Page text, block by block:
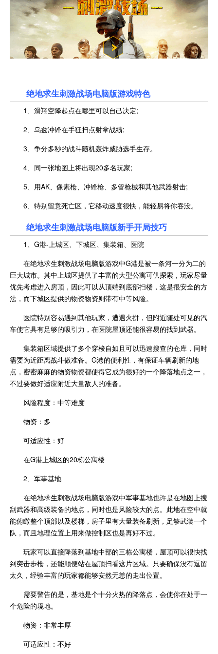
绝地求生刺激战场电脑版游戏特色
1、滑翔空降起点在哪里可以自己决定;
2、乌兹冲锋在手狂扫点射拿战绩;
3、争分多秒的战斗随机轰炸威胁选手生存。
4、同一张地图上将出现20多名玩家;
5、用AK、像素枪、冲锋枪、多管枪械和其他武器射击;
6、特别留意死亡区，它移动速度很快，能轻易将你吞没。
绝地求生刺激战场电脑版新手开局技巧
1、G港-上城区、下城区、集装箱、医院
在绝地求生刺激战场电脑版游戏中G港是被一条河一分为二的
巨大城市。其中上城区提供了丰富的大型公寓可供探索，玩家尽量
优先考虑进入房顶，因此可以从顶端到底部扫楼，这是很安全的方
法，而下城区提供的物资物资则带有中等风险。
医院特别容易遇到其他玩家，遭遇火拼，但附近随处可见的汽
车使它具有足够的吸引力，在医院屋顶还能很容易的找到武器。
集装箱区域提供了多个穿梭自如且可以迅速搜查的仓库，同时
需要为近距离战斗做准备。G港的便利性，有保证车辆刷新的地
点，密密麻麻的物资物资都使得它成为很好的一个降落地点之一，
不过要做好适应附近大量敌人的准备。
风险程度：中等难度
物资：多
可适应性：好
在G港上城区的20栋公寓楼
2、军事基地
在绝地求生刺激战场电脑版游戏中军事基地也许是在地图上搜
刮武器和高级装备的地点，同时也是风险较大的点。此地在空中就
能俯瞰整个顶部以及楼梯，房子里有大量装备刷新，足够武装一个
队，而且地理位置上用来做控制区也是再好不过。
玩家可以直接降落到基地中部的三栋公寓楼，屋顶可以很快找
到突击步枪，还能顺便站在屋顶扫看这片区域。只要确保没有逗留
太久，经验丰富的玩家都能够安然无恙的走出位置。
需要警告的是，基地是个十分火热的降落点，会使你在处于一
个危险的境地。
物资：非常丰厚
可适应性：不好